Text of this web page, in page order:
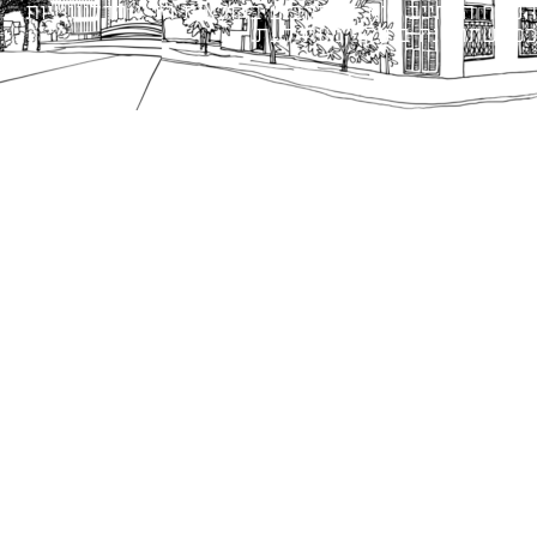
הנוסח המחייב הוא זה הקבוע בהוראות הדין הרלוונטיות
כפי שתהיינה בתוקף מעת לעת.